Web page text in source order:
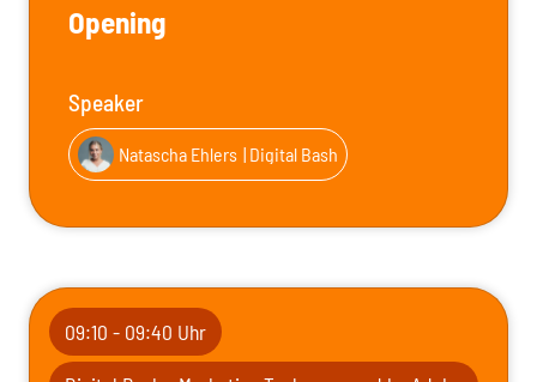
Opening
Speaker
Natascha Ehlers | Digital Bash
09:10 - 09:40 Uhr